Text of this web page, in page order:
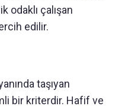
odaklı çalışan
edilir.
taşıyan
bir kriterdir. Hafif ve